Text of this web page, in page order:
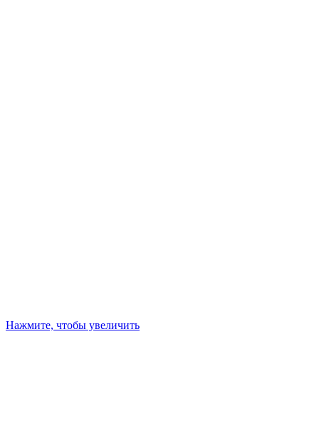
Нажмите, чтобы увеличить